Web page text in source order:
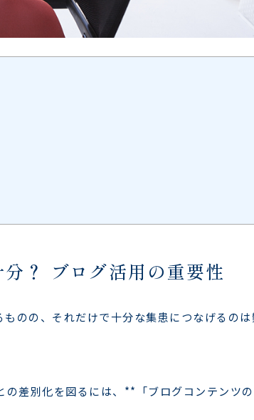
？ ブログ活用の重要性
のの、それだけで十分な集患につなげるの
差別化を図るには、**「ブログコンテンツ